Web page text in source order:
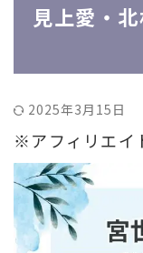
見上愛・
2025年3月15日
※アフィリエイ